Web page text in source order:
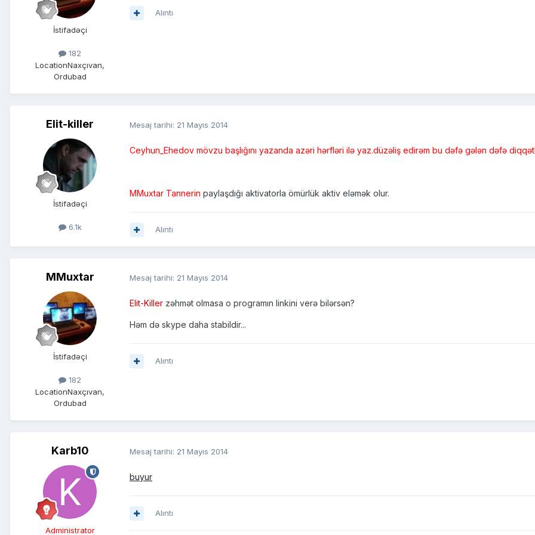
İstifadəçi
182
LocationNaxçıvan,
Ordubad
Alıntı
Elit-killer
İstifadəçi
6.1k
Mesaj tarihi: 21 Mayıs 2014
Ceyhun_Ehedov mövzu başlığını yazanda azəri hərfləri ilə yaz.düzəliş edirəm bu dəfə gələn dəfə
MMuxtar Tannerin paylaşdığı aktivatorla ömürlük aktiv eləmək olur.
Alıntı
MMuxtar
İstifadəçi
182
LocationNaxçıvan,
Ordubad
Mesaj tarihi: 21 Mayıs 2014
Elit-Killer zəhmət olmasa o programın linkini verə bilərsən?
Həm də skype daha stabildir...
Alıntı
Karb10
Administrator
Mesaj tarihi: 21 Mayıs 2014
buyur
Alıntı